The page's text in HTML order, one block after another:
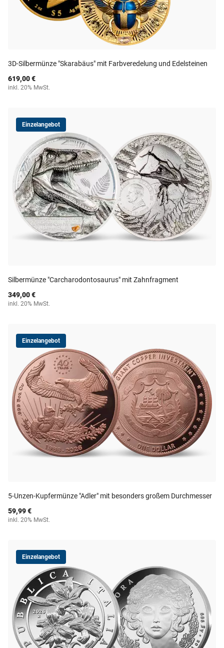
3D-Silbermünze "Skarabäus" mit Farbveredelung und Edelsteinen
619,00 €
inkl. 20% MwSt.
Einzelangebot
Silbermünze "Carcharodontosaurus" mit Zahnfragment
349,00 €
inkl. 20% MwSt.
Einzelangebot
5-Unzen-Kupfermünze "Adler" mit besonders großem Durchmesser
59,99 €
inkl. 20% MwSt.
Einzelangebot